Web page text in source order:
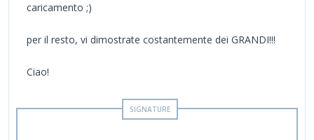
caricamento ;)
per il resto, vi dimostrate costantemente dei GRANDI!!!
Ciao!